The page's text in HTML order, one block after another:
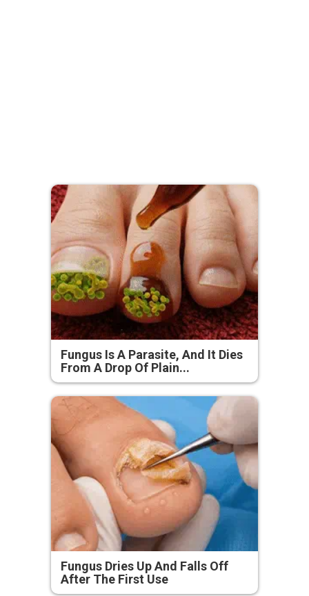
Fungus Is A Parasite, And It Dies
From A Drop Of Plain...
Fungus Dries Up And Falls Off
After The First Use